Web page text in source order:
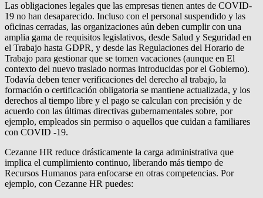
Las obligaciones legales que las empresas tienen antes de COVID-
19 no han desaparecido. Incluso con el personal suspendido y las
oficinas cerradas, las organizaciones aún deben cumplir con una
amplia gama de requisitos legislativos, desde Salud y Seguridad en
el Trabajo hasta GDPR, y desde las Regulaciones del Horario de
Trabajo para gestionar que se tomen vacaciones (aunque en El
contexto del nuevo traslado normas introducidas por el Gobierno).
Todavía deben tener verificaciones del derecho al trabajo, la
formación o certificación obligatoria se mantiene actualizada, y los
derechos al tiempo libre y el pago se calculan con precisión y de
acuerdo con las últimas directivas gubernamentales sobre, por
ejemplo, empleados sin permiso o aquellos que cuidan a familiares
con COVID -19.
Cezanne HR reduce drásticamente la carga administrativa que
implica el cumplimiento continuo, liberando más tiempo de
Recursos Humanos para enfocarse en otras competencias. Por
ejemplo, con Cezanne HR puedes: